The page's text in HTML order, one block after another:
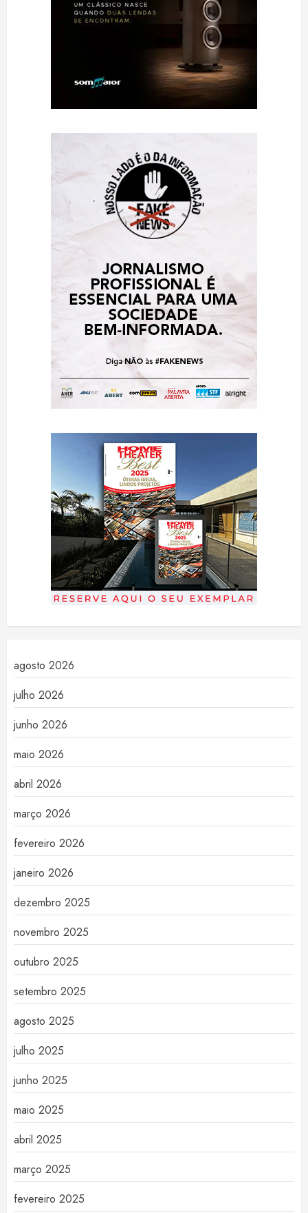
agosto 2026
julho 2026
junho 2026
maio 2026
abril 2026
março 2026
fevereiro 2026
janeiro 2026
dezembro 2025
novembro 2025
outubro 2025
setembro 2025
agosto 2025
julho 2025
junho 2025
maio 2025
abril 2025
março 2025
fevereiro 2025